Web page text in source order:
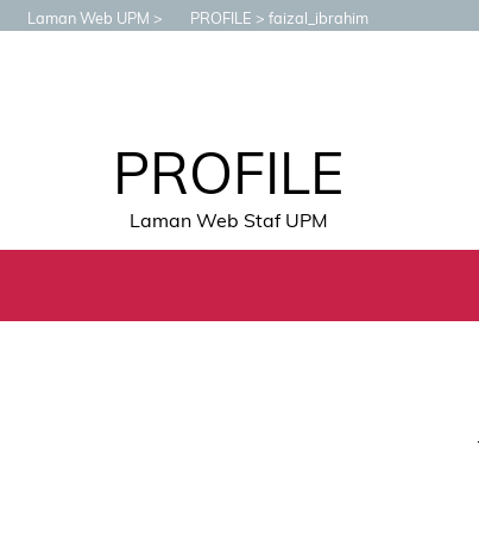
Laman Web UPM PROFILE faizal_ibrahim
PROFILE
Laman Web Staf UPM